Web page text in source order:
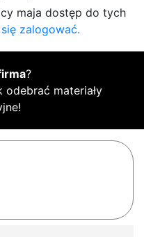
maja dostęp do tych
zalogować.
?
odebrać materiały